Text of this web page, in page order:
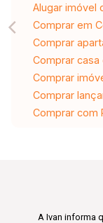
Alugar imóvel
Comprar em
Comprar
Comprar casa
Comprar
Comprar
Comprar com
A Ivan informa